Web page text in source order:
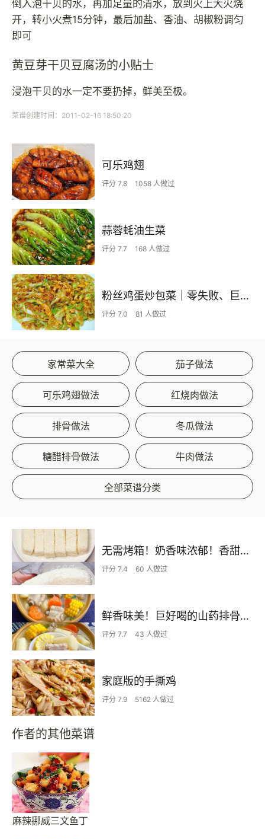
倒入泡干贝的水，再加足量的清水，放到火上大火烧
开，转小火煮15分钟，最后加盐、香油、胡椒粉调匀
即可
黄豆芽干贝豆腐汤的小贴士
浸泡干贝的水一定不要扔掉，鲜美至极。
菜谱创建时间：2011-02-16 18:50:20
可乐鸡翅
评分 7.8 1058 人做过
蒜蓉蚝油生菜
评分 7.7 168 人做过
粉丝鸡蛋炒包菜｜零失败、巨下饭
评分 7.0 81 人做过
家常菜大全 茄子做法
可乐鸡翅做法 红烧肉做法
排骨做法 冬瓜做法
糖醋排骨做法 牛肉做法
全部菜谱分类
无需烤箱！奶香味浓郁！香甜嫩滑的椰蓉奶糕
评分 7.4 60 人做过
鲜香味美！巨好喝的山药排骨汤！！
评分 7.7 43 人做过
家庭版的手撕鸡
评分 7.9 5162 人做过
作者的其他菜谱
麻辣挪威三文鱼丁